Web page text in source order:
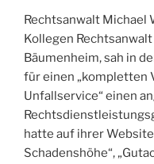
Rechtsanwalt Michael
Kollegen
Bäumenheim, sah in
für einen „kompletten
Unfallservice“ einen
hatte auf ihrer
Schadenshöhe“,